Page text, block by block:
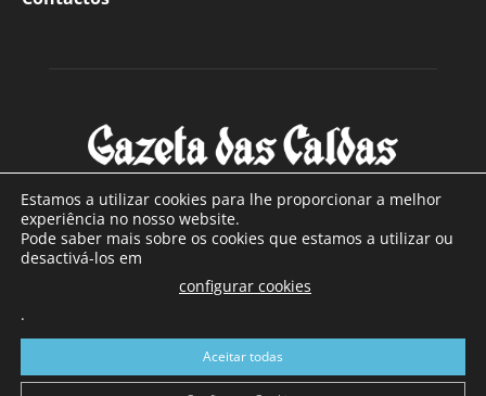
SOBRE NÓS
Com sede nas Caldas da Rainha e mais de 90 anos de
a sul de distrito de Leiria, com mais de 40.000 leitores por
toda a região Oeste. Jornal com distribuição em Portugal
Continental e assinatura online.
Estamos a utilizar cookies para lhe proporcionar a melhor
experiência no nosso website.
Pode saber mais sobre os cookies que estamos a utilizar ou
desactivá-los em
configurar cookies
.
Aceitar todas